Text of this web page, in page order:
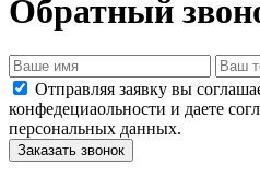
Обратный
Отправляя заявку вы
конфедециаольности и даете
персональных данных.
Заказать звонок